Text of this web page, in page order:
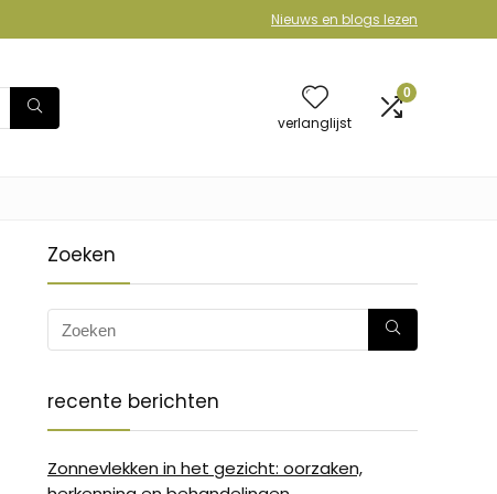
Nieuws en blogs lezen
verlanglijst
0
Zoeken
recente berichten
Zonnevlekken in het gezicht: oorzaken,